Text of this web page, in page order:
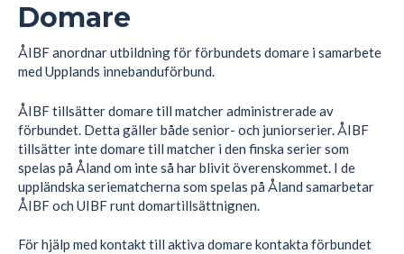
Domare
ÅIBF anordnar utbildning för förbundets domare i samarbete
med Upplands innebanduförbund.
ÅIBF tillsätter domare till matcher administrerade av
förbundet. Detta gäller både senior- och juniorserier. ÅIBF
tillsätter inte domare till matcher i den finska serier som
spelas på Åland om inte så har blivit överenskommet. I de
uppländska seriematcherna som spelas på Åland samarbetar
ÅIBF och UIBF runt domartillsättnignen.
För hjälp med kontakt till aktiva domare kontakta förbundet